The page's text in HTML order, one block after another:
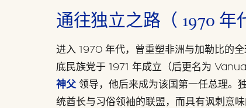
通往独立之路（ 1970 年
进入 1970 年代，曾重塑非洲与加勒比的
底民族党于 1971 年成立（后更名为
神父 领导，他后来成为该国第一任总理。
统酋长与习俗领袖的联盟，而具有讽刺意